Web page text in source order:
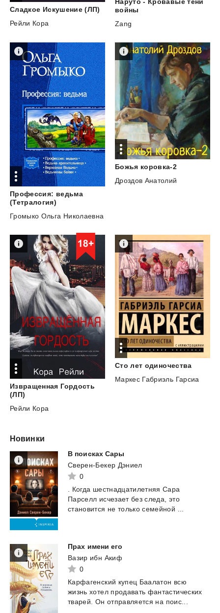
Сладкое Искушение (ЛП)
Рейли Кора
Наруто - Кровавые тени
войны
Zang
Профессия: ведьма
(Тетралогия)
Громыко Ольга Николаевна
Божья коровка-2
Дроздов Анатолий
Извращенная Гордость
(ЛП)
Рейли Кора
Сто лет одиночества
Маркес Габриэль Гарсиа
Новинки
В поисках Сары
Сверен-Бекер Дэниел
0
. Когда шестнадцатилетняя Сара
Парселл исчезает без следа, это
становится не только семейной ...
Прах имени его
Вазир ибн Акиф
0
Карфагенский купец Баалатон всю
жизнь хотел продавать фантастических
тварей. Он отправляется на поис...